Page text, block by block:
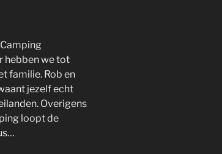
hebben we tot
familie. Rob en
jezelf echt
Overigens
loopt de